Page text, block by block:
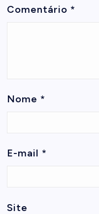
Comentário *
Nome *
E-mail *
Site